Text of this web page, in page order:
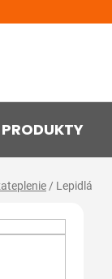
/ Lepidlá